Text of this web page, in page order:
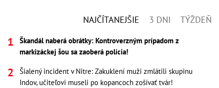
NAJČÍTANEJŠIE 3 DNI TÝŽDEŇ
Škandál naberá obrátky: Kontroverzným prípadom z
markizáckej šou sa zaoberá polícia!
Šialený incident v Nitre: Zakuklení muži zmlátili skupinu
Indov, učiteľovi museli po kopancoch zošívať tvár!